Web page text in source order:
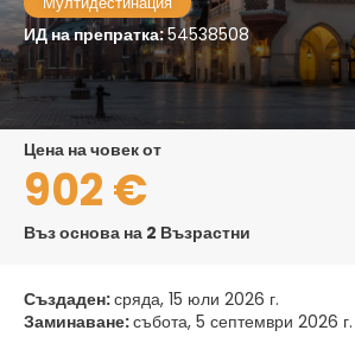
ИД на препратка:54538508
цена на човек от
902 €
Въз основа на 2 Възрастни
Създаден:сряда, 15 юли 2026 г.
Заминаване:събота, 5 септември 2026 г.